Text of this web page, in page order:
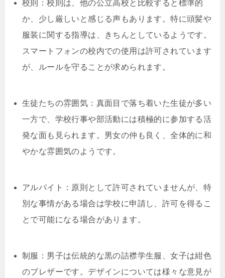
校則：校則は、他の公立高校と比較すると標準的
か、少し厳しいと感じる声もあります。特に頭髪や
服装に関する指導は、きちんとしているようです。
スマートフォンの校内での使用は許可されています
が、ルールを守ることが求められます。
生徒たちの雰囲気：真面目で落ち着いた生徒が多い
一方で、学校行事や部活動には積極的に参加する活
発な面も見られます。男女の仲も良く、全体的に和
やかな雰囲気のようです。
アルバイト：原則として許可されていませんが、特
別な事情がある場合は学校に申請し、許可を得るこ
とで可能になる場合があります。
制服：男子は伝統的な黒の詰襟学生服、女子は紺色
のブレザーです。デザインについては様々な意見が